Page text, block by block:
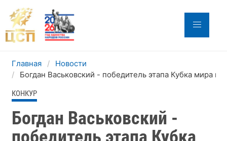
Главная
Новости
Богдан Васьковский - победитель этапа Кубка мира по
КОНКУР
Богдан Васьковский -